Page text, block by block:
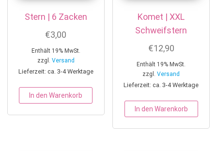
Stern | 6 Zacken
€3,00
Enthält 19% MwSt.
zzgl. Versand
Lieferzeit: ca. 3-4 Werktage
In den Warenkorb
Komet | XXL
Schweifstern
€12,90
Enthält 19% MwSt.
zzgl.Versand
Lieferzeit: ca. 3-4 Werktage
In den Warenkorb